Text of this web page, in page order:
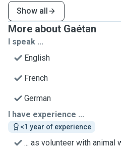
Show all
More about Gaétan
I speak ...
English
French
German
I have experience ...
<1 year of experience
... as volunteer with animal